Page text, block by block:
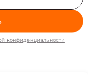
конфиденциальности